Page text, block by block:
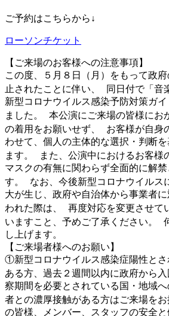
ご予約はこちらから↓
ローソンチケット
【ご来場のお客様への注意事項】
この度、５月８日（月）をもって政
止されたことに伴い、 同日付で「音
新型コロナウイルス感染予防対策ガ
ました。 本公演にご来場の皆様にお
の着用をお願いせず、 お客様が自身
わせて、個人の主体的な選択・判断
ます。 また、公演中におけるお客様
マスクの有無に関わらず全面的に解
す。 なお、今後新型コロナウイルス
大が生じ、政府や自治体から事業者
われた際は、 再度対応を変更させて
いますこと、予めご了承ください。
し上げます。
【ご来場者様へのお願い】
①新型コロナウイルス感染症陽性と
ある方、過去２週間以内に政府から
察期間を必要とされている国・地域
者との濃厚接触がある方はご来場を
の皆様、メンバー、スタッフの安全